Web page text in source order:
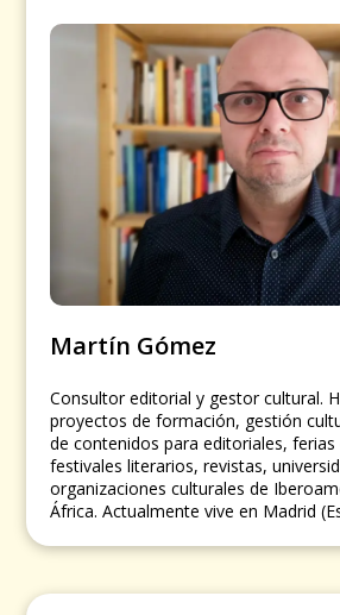
Martín Gómez
Consultor editorial y gestor cultural.
proyectos de formación, gestión
de contenidos para editoriales, ferias
festivales literarios, revistas,
organizaciones culturales de
África. Actualmente vive en Madrid